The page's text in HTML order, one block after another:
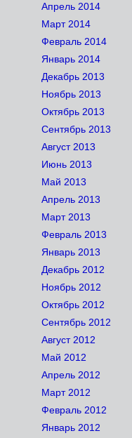
Апрель 2014
Март 2014
Февраль 2014
Январь 2014
Декабрь 2013
Ноябрь 2013
Октябрь 2013
Сентябрь 2013
Август 2013
Июнь 2013
Май 2013
Апрель 2013
Март 2013
Февраль 2013
Январь 2013
Декабрь 2012
Ноябрь 2012
Октябрь 2012
Сентябрь 2012
Август 2012
Май 2012
Апрель 2012
Март 2012
Февраль 2012
Январь 2012